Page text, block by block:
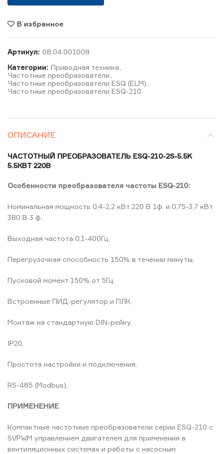
В избранное
Артикул: 08.04.001008
Категории: Приводная техника
Частотные преобразователи
Частотные преобразователи ESQ (ELM)
Частотные преобразователи ESQ-210
ОПИСАНИЕ
ЧАСТОТНЫЙ ПРЕОБРАЗОВАТЕЛЬ ESQ-210-2S-5.5K
5.5КВТ 220В
Особенности преобразователя частоты ESQ-210:
Номинальная мощность 0,4-2,2 кВт 220 В 1ф. и 0,75-3,7 кВт
380 В 3 ф.,
Выходная частота 0,1-400Гц,
Перегрузочная способность 150% в течении минуты,
Пусковой момент 150% от 5Гц.
Встроенные ПИД-регулятор и ПЛК,
Монтаж на стандартную DIN-рейку,
IP20,
Простота настройки и подключения,
RS-485 (Modbus),
ПРИМЕНЕНИЕ
Компактные частотные преобразователи серии ESQ-210 с
SVPWM управлением двигателем для применения в
вентиляционных системах и работы с насосным